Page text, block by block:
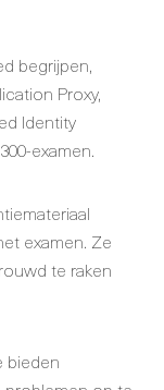
begrijpen,
Proxy,
Identity
examen.
examen. Ze
te raken
bieden